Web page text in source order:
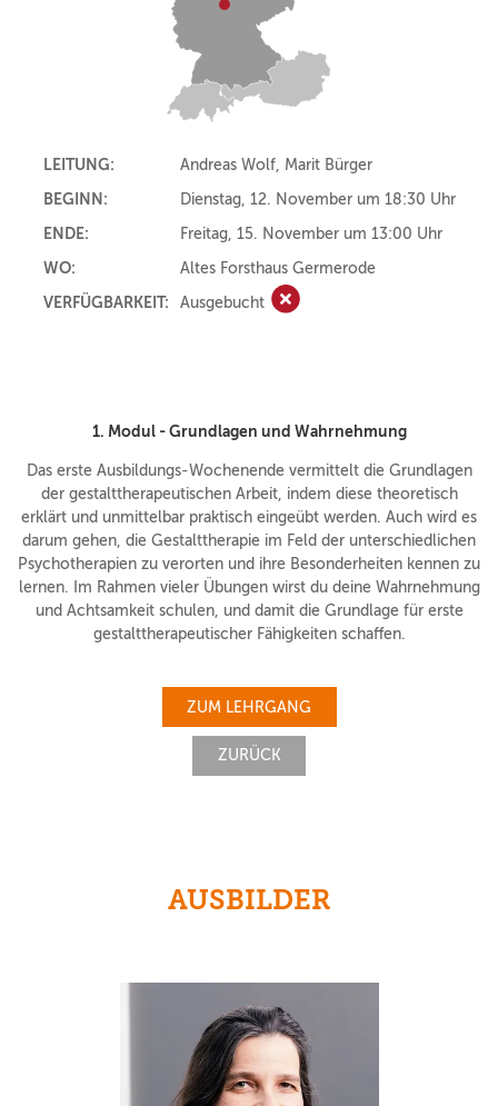
LEITUNG:
Andreas Wolf, Marit Bürger
BEGINN:
Dienstag, 12. November um 18:30 Uhr
ENDE:
Freitag, 15. November um 13:00 Uhr
WO:
Altes Forsthaus Germerode
VERFÜGBARKEIT:
Ausgebucht Ausgebucht
1. Modul -Grundlagen und Wahrnehmung
Das erste Ausbildungs-Wochenende vermittelt die Grundlagen
der gestalttherapeutischen Arbeit, indem diese theoretisch
erklärt und unmittelbar praktisch eingeübt werden. Auch wird es
darum gehen, die Gestalttherapie im Feld der unterschiedlichen
Psychotherapien zu verorten und ihre Besonderheiten kennen zu
lernen. Im Rahmen vieler Übungen wirst du deine Wahrnehmung
und Achtsamkeit schulen, und damit die Grundlage für erste
gestalttherapeutischer Fähigkeiten schaffen.
ZUM LEHRGANG
ZURÜCK
AUSBILDER